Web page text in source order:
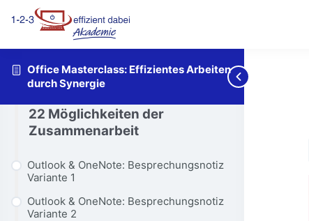
Office Masterclass: Effizientes Arbeiten
durch Synergie
Einführung
So ist dieser Kurs aufgebaut
22 Möglichkeiten der
Zusammenarbeit
Outlook & OneNote: Besprechungsnotiz
Variante 1
Outlook & OneNote: Besprechungsnotiz
Variante 2